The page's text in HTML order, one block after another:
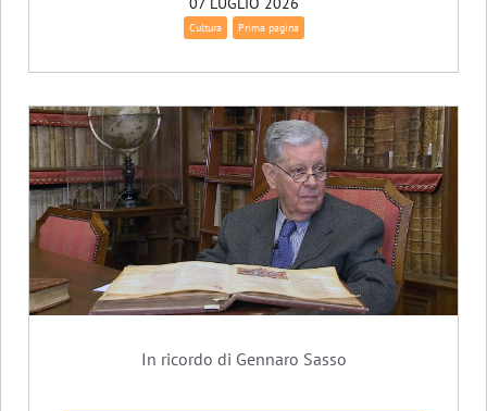
Cultura Prima pagina
In ricordo di Gennaro Sasso